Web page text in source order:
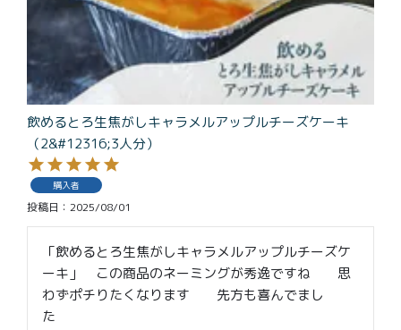
飲めるとろ生焦がしキャラメルアップルチーズケーキ
（2&#12316;3人分）
購入者
投稿日 2025/08/01
「飲めるとろ生焦がしキャラメルアップルチーズケ
ーキ」　この商品のネーミングが秀逸ですね　　思
わずポチりたくなります　　先方も喜んでまし
た